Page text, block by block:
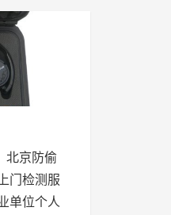
北京防偷
门检测服
单位个人